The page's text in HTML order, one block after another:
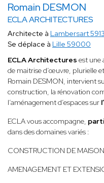
Romain DESMON
ECLA ARCHITECTURES
Architecte à Lambersart
Se déplace à Lille 59000
ECLA Architectures est une
de maitrise d’œuvre, plurielle
Romain DESMON, intervient
construction, la rénovation
l’aménagement d’espaces sur
ECLA vous accompagne,
dans des domaines variés :
CONSTRUCTION DE
AMENAGEMENT ET